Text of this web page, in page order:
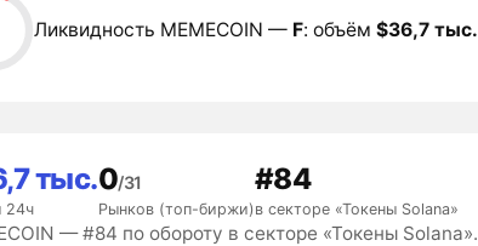
Ликвидность MEMECOIN — F: объём $36,7 тыс.
тыс.
24ч
0/31
Рынков (топ-биржи)
#84
в секторе «Токены Solana»
— #84 по обороту в секторе «Токены Solana».